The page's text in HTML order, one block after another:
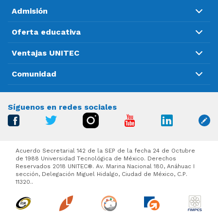
Admisión
Oferta educativa
Ventajas UNITEC
Comunidad
Síguenos en redes sociales
Acuerdo Secretarial 142 de la SEP de la fecha 24 de Octubre
de 1988 Universidad Tecnológica de México. Derechos
Reservados 2018 UNITEC®. Av. Marina Nacional 180, Anáhuac I
sección, Delegación Miguel Hidalgo, Ciudad de México, C.P.
11320..